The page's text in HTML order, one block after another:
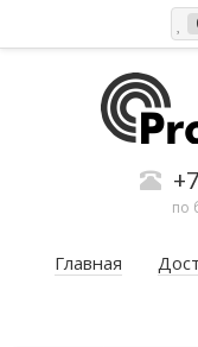
по
Главная